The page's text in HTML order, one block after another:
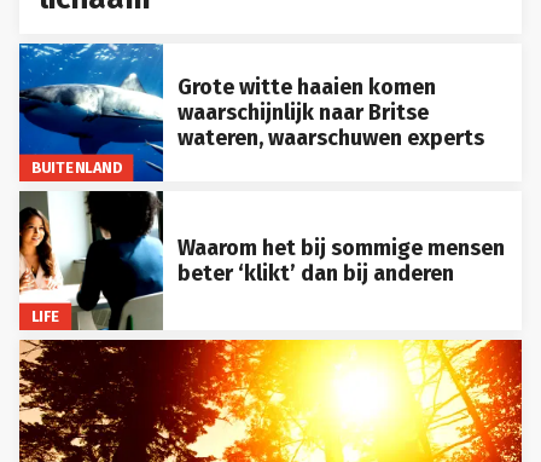
BUITENLAND
Grote witte haaien komen
waarschijnlijk naar Britse
wateren, waarschuwen experts
LIFE
Waarom het bij sommige mensen
beter ‘klikt’ dan bij anderen